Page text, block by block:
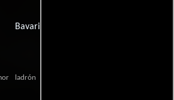
Bavaria Film
ladrón